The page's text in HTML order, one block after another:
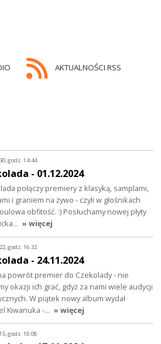
AKTUALNOŚCI RSS
godz. 14:44
- 01.12.2024
połączy premiery z klasyką, samplami,
i graniem na żywo - czyli w głośnikach
obfitość. :) Posłuchamy nowej płyty
» więcej
godz. 16:32
- 24.11.2024
powrót premier do Czekolady - nie
okazji ich grać, gdyż za nami wiele audycji
W piątek nowy album wydał
Kiwanuka -… » więcej
godz. 18:08